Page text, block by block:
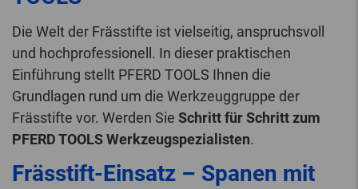
Die Welt der Frässtifte ist vielseitig, anspruchsvoll
und hochprofessionell. In dieser praktischen
Einführung stellt PFERD TOOLS Ihnen die
Grundlagen rund um die Werkzeuggruppe der
Frässtifte vor. Werden Sie Schritt für Schritt zum
PFERD TOOLS Werkzeugspezialisten.
Frässtift-Einsatz – Spanen mit